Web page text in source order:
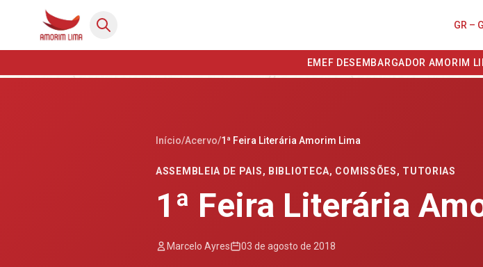
GR –
EMEF DESEMBARGADOR AMORIM
Início/Acervo/1ª Feira Literária Amorim Lima
ASSEMBLEIA DE PAIS, BIBLIOTECA, COMISSÕES, TUTORIAS
1ª Feira Literária
Marcelo Ayres 03 de agosto de 2018